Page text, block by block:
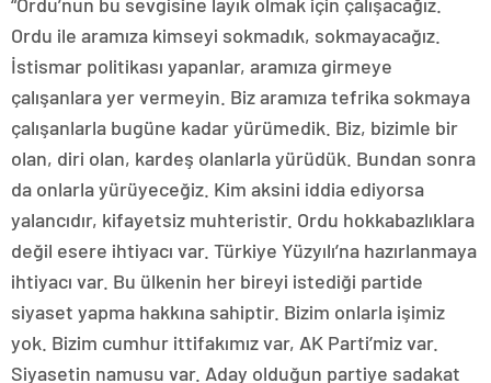
Ordu ile aramıza kimseyi sokmadık, sokmayacağız.
İstismar politikası yapanlar, aramıza girmeye
çalışanlara yer vermeyin. Biz aramıza tefrika sokmaya
çalışanlarla bugüne kadar yürümedik. Biz, bizimle bir
olan, diri olan, kardeş olanlarla yürüdük. Bundan sonra
da onlarla yürüyeceğiz. Kim aksini iddia ediyorsa
yalancıdır, kifayetsiz muhteristir. Ordu hokkabazlıklara
değil esere ihtiyacı var. Türkiye Yüzyılı’na hazırlanmaya
ihtiyacı var. Bu ülkenin her bireyi istediği partide
siyaset yapma hakkına sahiptir. Bizim onlarla işimiz
yok. Bizim cumhur ittifakımız var, AK Parti’miz var.
Siyasetin namusu var. Aday olduğun partiye sadakat